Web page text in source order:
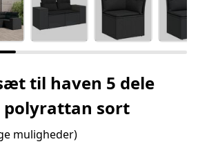
til haven 5 dele
polyrattan sort
muligheder)